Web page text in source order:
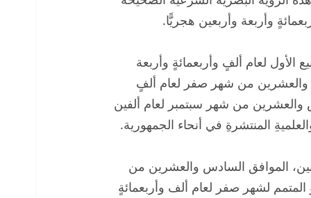
وأربعة وأربعين هجريًّا.
الأول لعام ألفٍ وأربعمائةٍ وأربعة
والعشرين من شهر صفر لعام ألفٍ
والعشرين من شهر سبتمبر لعام ألفين
المنتشرةِ في أنحاء الجمهورية.
الموافق السادس والعشرين من
لشهر صفر لعام ألف وأربعمائةٍ